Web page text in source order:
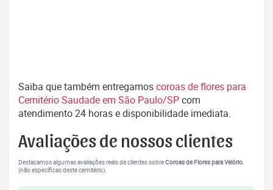
Saiba que também entregamoscoroas de flores para
Cemitério Saudade em São Paulo/SPcom
atendimento 24 horas e disponibilidade imediata.
Avaliações de nossos clientes
Destacamos algumas avaliações reais de clientes sobreCoroas de Flores para Velório.
(não específicas deste cemitério).